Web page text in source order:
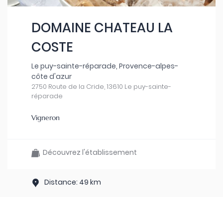
DOMAINE CHATEAU LA
COSTE
Le puy-sainte-réparade, Provence-alpes-
côte d'azur
2750 Route de la Cride, 13610 Le puy-sainte-
réparade
Vigneron
Découvrez l'établissement
Distance: 49 km